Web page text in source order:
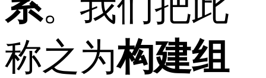
称之为构建组